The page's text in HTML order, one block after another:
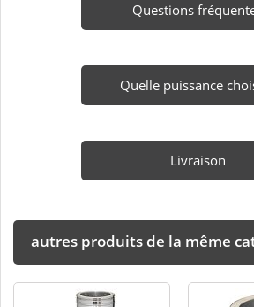
Questions
Quelle puissance
Livraison
autres produits de la même